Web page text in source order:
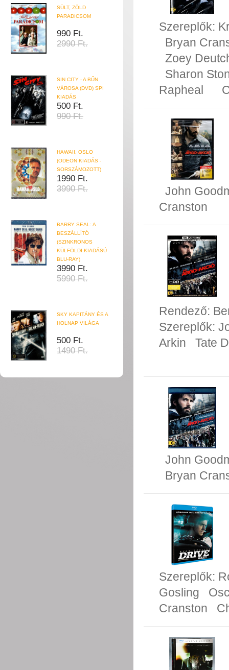
SÜLT, ZÖLD
PARADICSOM
990 Ft.
2990 Ft.
SIN CITY - A BŰN
VÁROSA (DVD) SPI
KIADÁS
500 Ft.
990 Ft.
HAWAII, OSLO
(ODEON KIADÁS -
SORSZÁMOZOTT)
1990 Ft.
3990 Ft.
BARRY SEAL: A
BESZÁLLÍTÓ
(SZINKRONOS
KÜLFÖLDI KIADÁSÚ
BLU-RAY)
3990 Ft.
5990 Ft.
SKY KAPITÁNY ÉS A
HOLNAP VILÁGA
500 Ft.
1490 Ft.
Szereplők:
Bryan
Zoey
Sharon
Rapheal
John
Cranston
Rendező:
Szereplők:
Arkin
Tate
John
Bryan
Szereplők:
Gosling
Cranston